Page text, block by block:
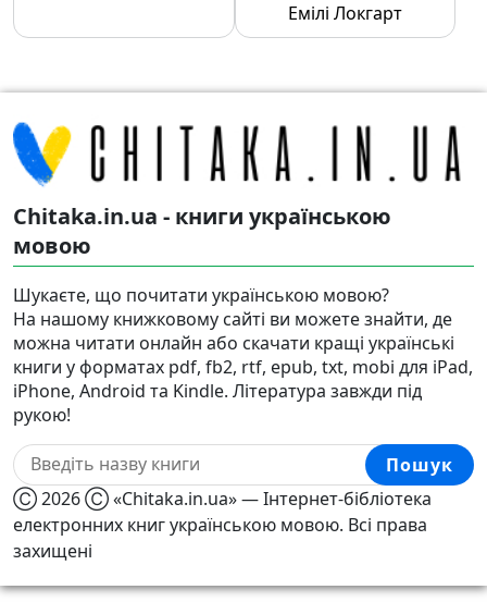
Емілі Локгарт
Chitaka.in.ua - книги українською
мовою
Шукаєте, що почитати українською мовою?
На нашому книжковому сайті ви можете знайти, де
можна читати онлайн або скачати кращі українські
книги у форматах pdf, fb2, rtf, epub, txt, mobi для iPad,
iPhone, Android та Kindle. Література завжди під
рукою!
Пошук
Ⓒ 2026 Ⓒ «Chitaka.in.ua» — Інтернет-бібліотека
електронних книг українською мовою. Всі права
захищені